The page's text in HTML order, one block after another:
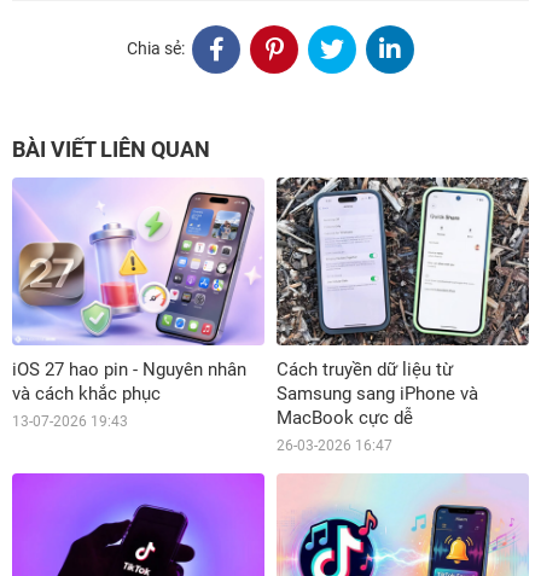
Chia sẻ:
BÀI VIẾT LIÊN QUAN
iOS 27 hao pin - Nguyên nhân
và cách khắc phục
13-07-2026 19:43
Cách truyền dữ liệu từ
Samsung sang iPhone và
MacBook cực dễ
26-03-2026 16:47